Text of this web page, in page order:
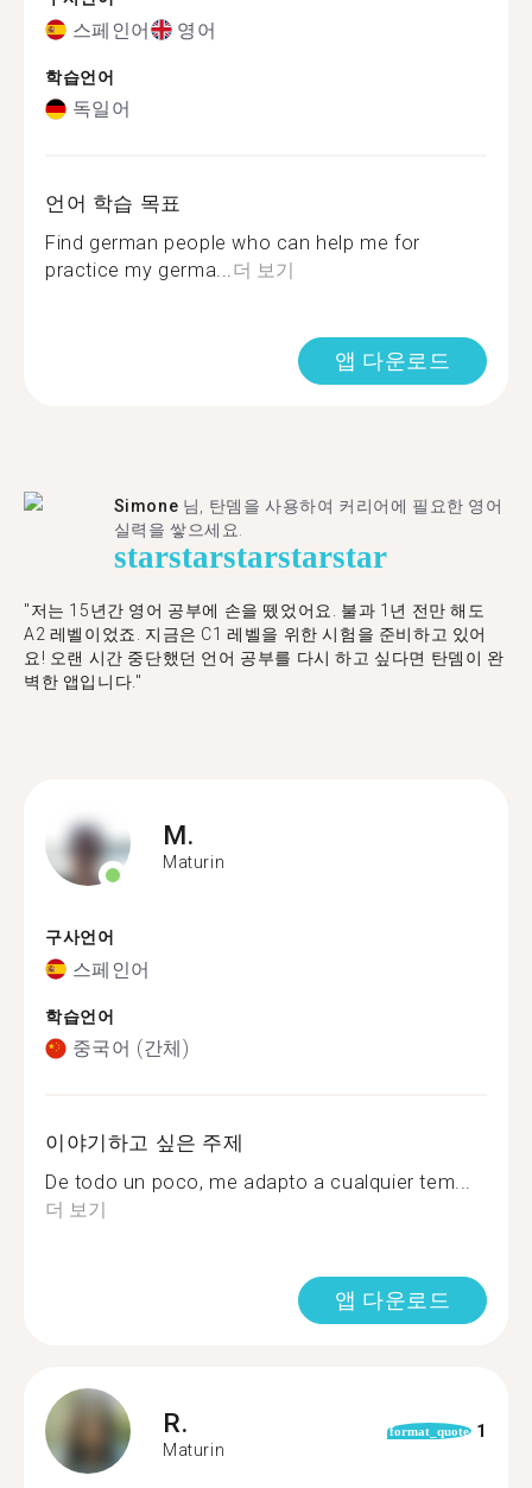
스페인어 영어
학습언어
독일어
언어 학습 목표
Find german people who can help me for
practice my germa...더 보기
앱 다운로드
Simone 님, 탄뎀을 사용하여 커리어에 필요한 영어
실력을 쌓으세요.
starstarstarstarstar
"저는 15년간 영어 공부에 손을 뗐었어요. 불과 1년 전만 해도
A2 레벨이었죠. 지금은 C1 레벨을 위한 시험을 준비하고 있어
요! 오랜 시간 중단했던 언어 공부를 다시 하고 싶다면 탄뎀이 완
벽한 앱입니다."
M.
Maturin
구사언어
스페인어
학습언어
중국어 (간체)
이야기하고 싶은 주제
De todo un poco, me adapto a cualquier tem...
더 보기
앱 다운로드
R.
Maturin
format_quote 1